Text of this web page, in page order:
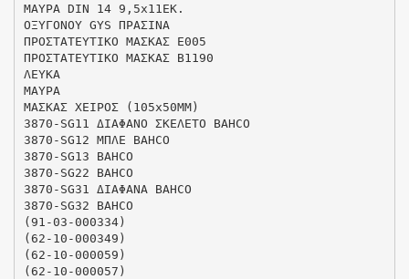
ΜΑΥΡΑ DIN 14 9,5x11ΕΚ.
ΟΞΥΓΟΝΟΥ GYS ΠΡΑΣΙΝΑ
ΠΡΟΣΤΑΤΕΥΤΙΚΟ ΜΑΣΚΑΣ Ε005
ΠΡΟΣΤΑΤΕΥΤΙΚΟ ΜΑΣΚΑΣ Β1190
ΛΕΥΚΑ
ΜΑΥΡΑ
ΜΑΣΚΑΣ ΧΕΙΡΟΣ (105x50ΜΜ)
3870-SG11 ΔΙΑΦΑΝΟ ΣΚΕΛΕΤΟ BAHCO
3870-SG12 ΜΠΛΕ BAHCO
3870-SG13 BAHCO
3870-SG22 BAHCO
3870-SG31 ΔΙΑΦΑΝΑ BAHCO
3870-SG32 BAHCO
(91-03-000334)
(62-10-000349)
(62-10-000059)
(62-10-000057)